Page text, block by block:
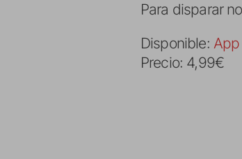
Para disparar
Disponible: App
Precio: 4,99€